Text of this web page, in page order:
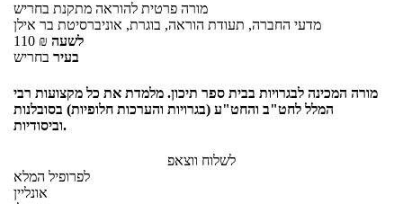
מורה פרטית להוראה מתקנת בחריש
מדעי החברה, תעודת הוראה, בוגרת, אוניברסיטת בר אילן
110 ₪ לשעה
בעיר בחריש
מורה המכינה לבגרויות בבית ספר תיכון. מלמדת את כל מקצועות רבי
המלל לחט"ב והחט"ע (בגרויות והערכות חלופיות) בסובלנות
וביסודיות.
לשלוח ווצאפ
לפרופיל המלא
אונליין